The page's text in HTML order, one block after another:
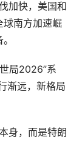
加快，美国和
球南方加速崛
局2026”系
渐远，新格局
身，而是特朗